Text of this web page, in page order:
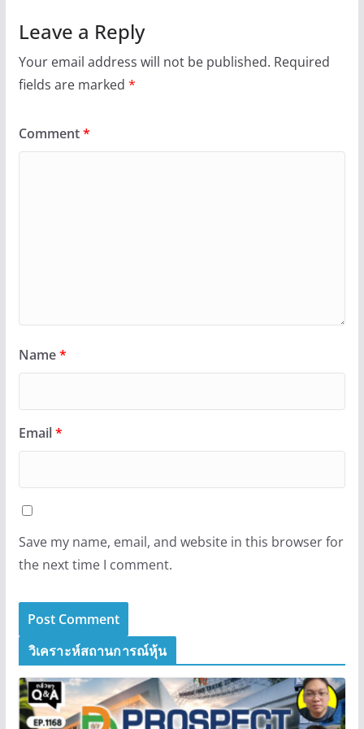
Leave a Reply
Your email address will not be published. Required
fields are marked *
Comment*
Name*
Email*
Save my name, email, and website in this browser for
the next time I comment.
วิเคราะห์สถานการณ์หุ้น